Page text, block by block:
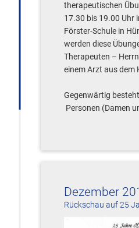
therapeutischen
17.30 bis 19.00 Uhr
Förster-Schule in
werden diese
Therapeuten –
einem Arzt aus dem
Gegenwärtig
Personen (Damen
Dezember
Rückschau auf 25